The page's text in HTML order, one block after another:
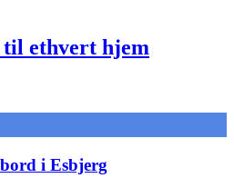
til ethvert hjem
i Esbjerg